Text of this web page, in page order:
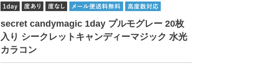
secret candymagic 1day プルモグレー 20枚
入り シークレットキャンディーマジック 水光
カラコン